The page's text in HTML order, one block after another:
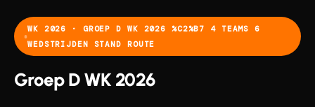
WK 2026 · GROEP D WK 2026 %C2%B7 4 TEAMS 6
WEDSTRIJDEN STAND ROUTE
Groep D WK 2026